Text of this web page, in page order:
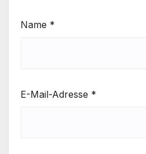
Name *
E-Mail-Adresse *